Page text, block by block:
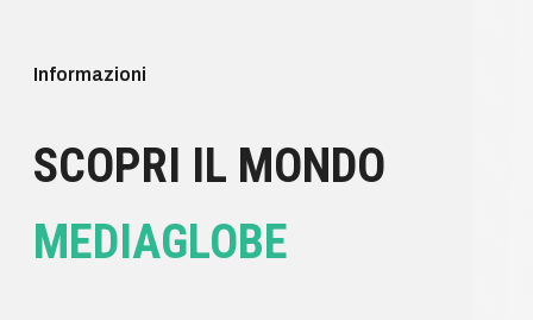
Informazioni
SCOPRI IL MONDO
MEDIAGLOBE